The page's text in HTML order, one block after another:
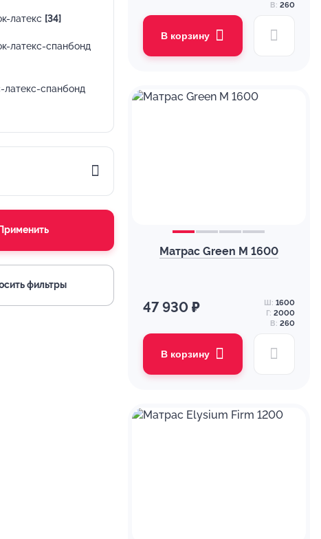
латекс [34]
латекс-спанбонд
латекс-спанбонд
Применить
фильтры
В: 260
В корзину
Матрас Green M 1600
47 930 ₽ Ш: 1600
Г: 2000
В: 260
В корзину